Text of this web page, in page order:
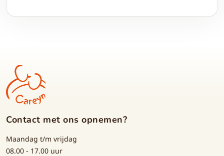
Contact met ons opnemen?
Maandag t/m vrijdag
08.00 - 17.00 uur